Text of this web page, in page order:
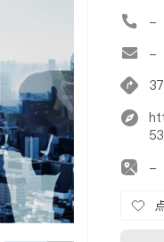
-
-
-